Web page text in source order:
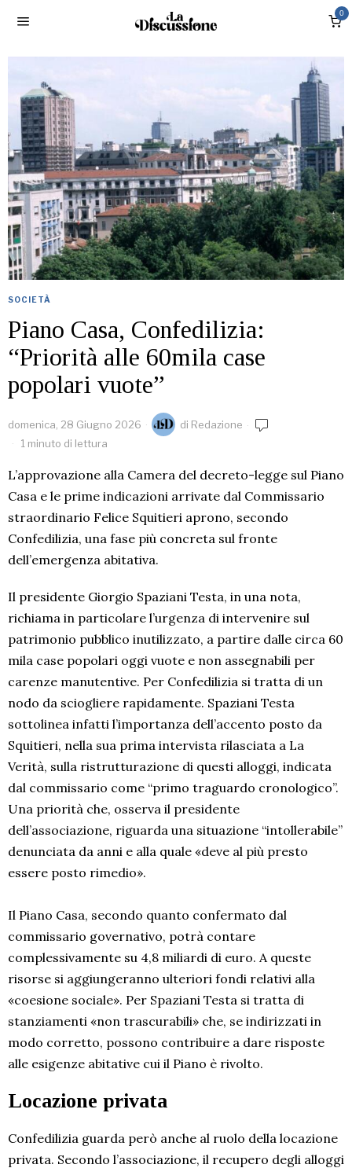
0
SOCIETÀ
Piano Casa, Confedilizia:
“Priorità alle 60mila case
popolari vuote”
domenica, 28 Giugno 2026 di Redazione
1 minuto di lettura
L’approvazione alla Camera del decreto-legge sul Piano
Casa e le prime indicazioni arrivate dal Commissario
straordinario Felice Squitieri aprono, secondo
Confedilizia, una fase più concreta sul fronte
dell’emergenza abitativa.
Il presidente Giorgio Spaziani Testa, in una nota,
richiama in particolare l’urgenza di intervenire sul
patrimonio pubblico inutilizzato, a partire dalle circa 60
mila case popolari oggi vuote e non assegnabili per
carenze manutentive. Per Confedilizia si tratta di un
nodo da sciogliere rapidamente. Spaziani Testa
sottolinea infatti l’importanza dell’accento posto da
Squitieri, nella sua prima intervista rilasciata a La
Verità, sulla ristrutturazione di questi alloggi, indicata
dal commissario come “primo traguardo cronologico”.
Una priorità che, osserva il presidente
dell’associazione, riguarda una situazione “intollerabile”
denunciata da anni e alla quale «deve al più presto
essere posto rimedio».
Il Piano Casa, secondo quanto confermato dal
commissario governativo, potrà contare
complessivamente su 4,8 miliardi di euro. A queste
risorse si aggiungeranno ulteriori fondi relativi alla
«coesione sociale». Per Spaziani Testa si tratta di
stanziamenti «non trascurabili» che, se indirizzati in
modo corretto, possono contribuire a dare risposte
alle esigenze abitative cui il Piano è rivolto.
Locazione privata
Confedilizia guarda però anche al ruolo della locazione
privata. Secondo l’associazione, il recupero degli alloggi